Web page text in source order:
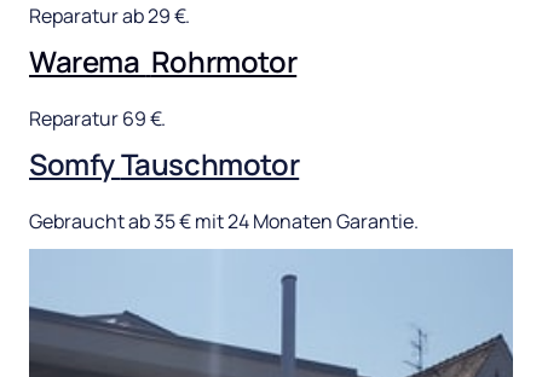
Reparatur ab 29 €.
Warema Rohrmotor
Reparatur 69 €.
Somfy Tauschmotor
Gebraucht ab 35 € mit 24 Monaten Garantie.